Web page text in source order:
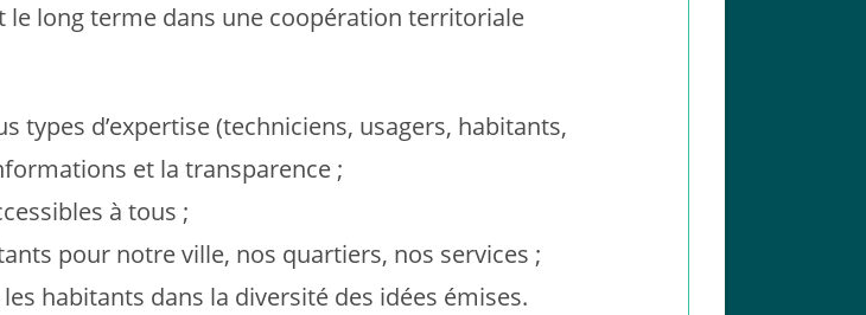
long terme dans une coopération territoriale
types d’expertise (techniciens, usagers, habitants,
et la transparence ;
à tous ;
pour notre ville, nos quartiers, nos services ;
habitants dans la diversité des idées émises.